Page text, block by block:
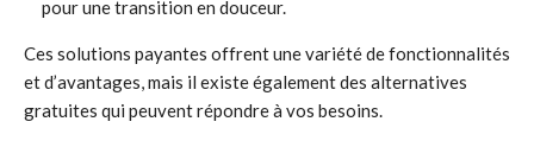
pour une transition en douceur.
Ces solutions payantes offrent une variété de fonctionnalités
et d’avantages, mais il existe également des alternatives
gratuites qui peuvent répondre à vos besoins.